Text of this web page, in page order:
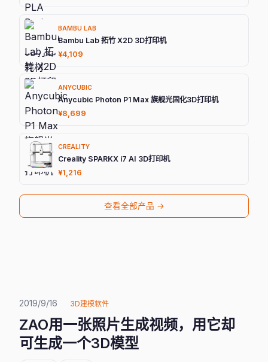
2019/9/16 3D建模软件
ZAO用一张照片生成视频，用它却
可生成一个3D模型
BAMBU LAB
Bambu Lab 拓竹 X2D 3D打印机
¥4,109
ANYCUBIC
Anycubic Photon P1 Max 旗舰光固化3D打印机
¥8,699
CREALITY
Creality SPARKX i7 AI 3D打印机
¥1,216
查看全部产品 →